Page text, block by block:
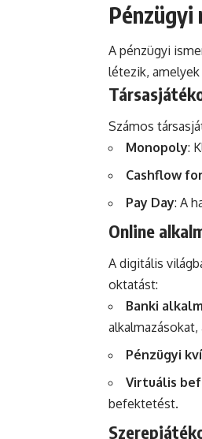
A pénzügyi
létezik,
Számos
Monopoly:
Cashflow
Pay Day: A
Online
A digitális
oktatást:
Banki
Pénzügyi
Virtuális
befektetést.